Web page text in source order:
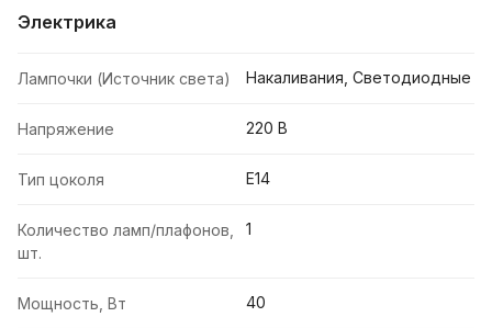
Электрика
Лампочки (Источник света) Накаливания, Светодиодные
Напряжение 220 В
Тип цоколя E14
Количество ламп/плафонов,
шт.
1
Мощность, Вт 40